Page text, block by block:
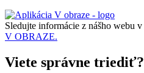
Sledujte informácie z nášho webu v
V OBRAZE.
Viete správne triediť?